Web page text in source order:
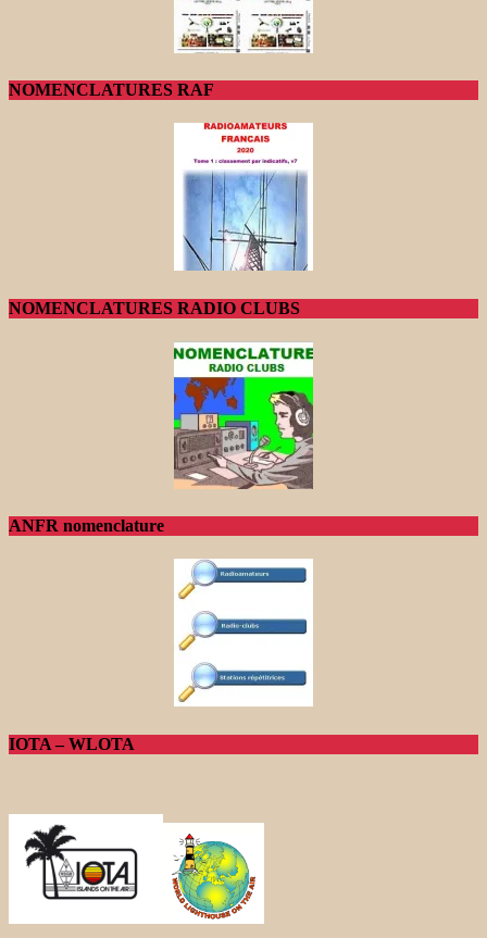
NOMENCLATURES RAF
NOMENCLATURES RADIO CLUBS
ANFR nomenclature
IOTA – WLOTA